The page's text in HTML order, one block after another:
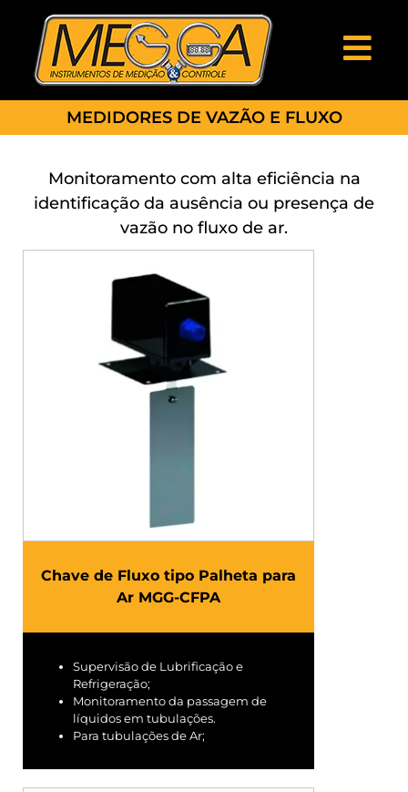
MEDIDORES DE VAZÃO E FLUXO
Monitoramento com alta eficiência na
identificação da ausência ou presença de
vazão no fluxo de ar.
Chave de Fluxo tipo Palheta para
Ar MGG-CFPA
Supervisão de Lubrificação e
Refrigeração;
Monitoramento da passagem de
líquidos em tubulações.
Para tubulações de Ar;